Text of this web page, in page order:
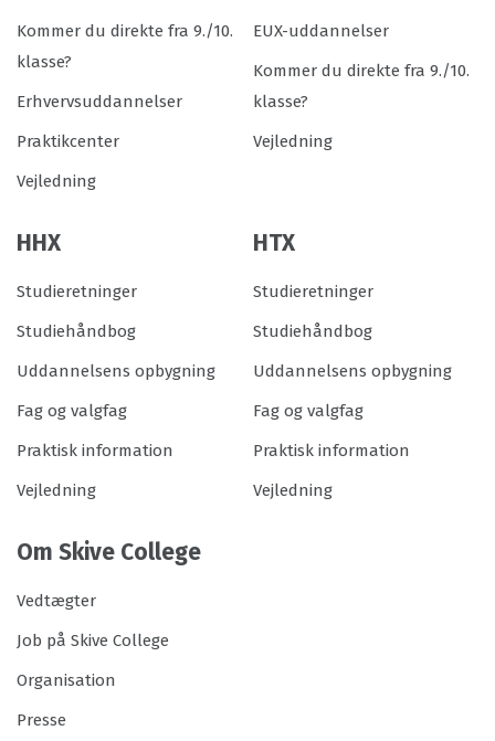
Kommer du direkte fra 9./10.
klasse?
Erhvervsuddannelser
Praktikcenter
Vejledning
EUX-uddannelser
Kommer du direkte fra 9./10.
klasse?
Vejledning
HHX
Studieretninger
Studiehåndbog
Uddannelsens opbygning
Fag og valgfag
Praktisk information
Vejledning
HTX
Studieretninger
Studiehåndbog
Uddannelsens opbygning
Fag og valgfag
Praktisk information
Vejledning
Om Skive College
Vedtægter
Job på Skive College
Organisation
Presse